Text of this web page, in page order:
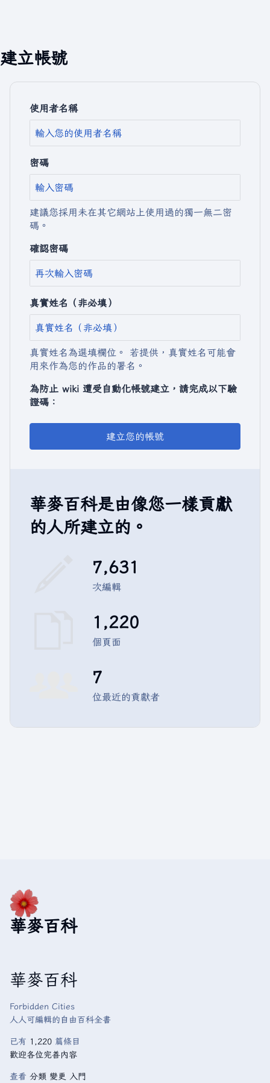
建立帳號
使用者名稱
密碼
建議您採用未在其它網站上使用過的獨一無二密
碼。
確認密碼
真實姓名（非必填）
真實姓名為選填欄位。 若提供，真實姓名可能會
用來作為您的作品的署名。
為防止 wiki 遭受自動化帳號建立，請完成以下驗
證碼：
建立您的帳號
華麥百科是由像您一樣貢獻
的人所建立的。
7,631
次編輯
1,220
個頁面
7
位最近的貢獻者
華麥百科
華麥百科
Forbidden Cities
人人可編輯的自由百科全書
已有 1,220 篇條目
歡迎各位完善內容
查看 分類 變更 入門